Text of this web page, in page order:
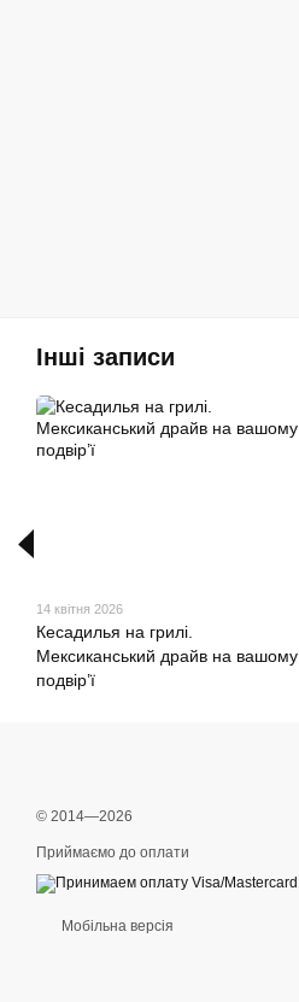
Інші записи
14 квітня 2026
Кесадилья на грилі.
Мексиканський драйв на вашому
подвір’ї
© 2014—2026
Приймаємо до оплати
Мобільна версія